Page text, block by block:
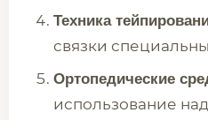
Техника
связки
Ортопедические
использование